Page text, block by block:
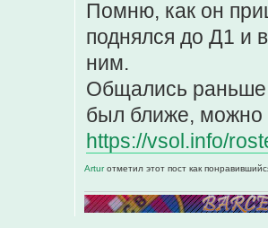
Помню, как он
поднялся до Д1 и
ним.
Общались
был ближе, можно
https://vsol.info/
Arturотметил этот пост как